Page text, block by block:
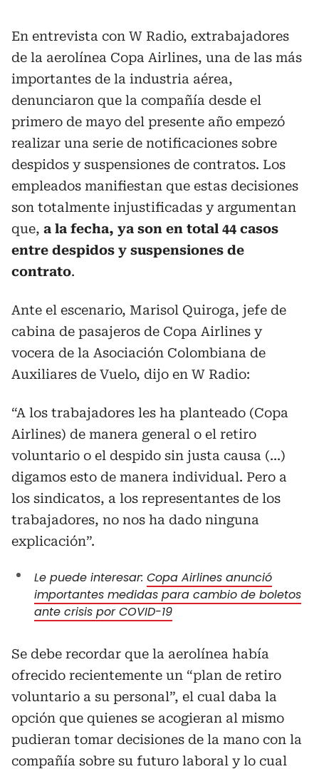
En entrevista con W Radio, extrabajadores
de la aerolínea Copa Airlines, una de las más
importantes de la industria aérea,
denunciaron que la compañía desde el
primero de mayo del presente año empezó
realizar una serie de notificaciones sobre
despidos y suspensiones de contratos. Los
empleados manifiestan que estas decisiones
son totalmente injustificadas y argumentan
que, a la fecha, ya son en total 44 casos
entre despidos y suspensiones de
contrato.
Ante el escenario, Marisol Quiroga, jefe de
cabina de pasajeros de Copa Airlines y
vocera de la Asociación Colombiana de
Auxiliares de Vuelo, dijo en W Radio:
“A los trabajadores les ha planteado (Copa
Airlines) de manera general o el retiro
voluntario o el despido sin justa causa (...)
digamos esto de manera individual. Pero a
los sindicatos, a los representantes de los
trabajadores, no nos ha dado ninguna
explicación”.
Le puede interesar: Copa Airlines anunció
importantes medidas para cambio de boletos
ante crisis por COVID-19
Se debe recordar que la aerolínea había
ofrecido recientemente un “plan de retiro
voluntario a su personal”, el cual daba la
opción que quienes se acogieran al mismo
pudieran tomar decisiones de la mano con la
compañía sobre su futuro laboral y lo cual